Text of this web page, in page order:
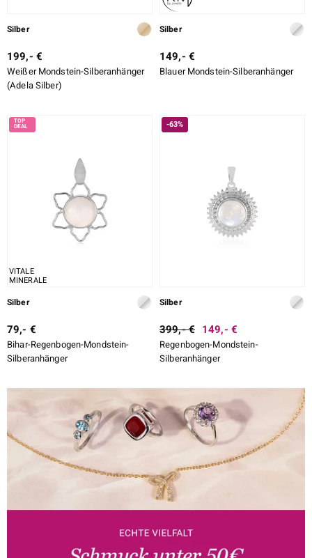
Silber
199,- €
Weißer Mondstein-Silberanhänger
(Adela Silber)
Silber
149,- €
Blauer Mondstein-Silberanhänger
VITALE
MINERALE
Silber
79,- €
Bihar-Regenbogen-Mondstein-
Silberanhänger
-63%
Silber
399,- € 149,- €
Regenbogen-Mondstein-
Silberanhänger